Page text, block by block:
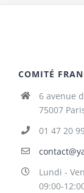
COMITÉ
6 avenue
75007
01 47 20
Lundi -
09:00-